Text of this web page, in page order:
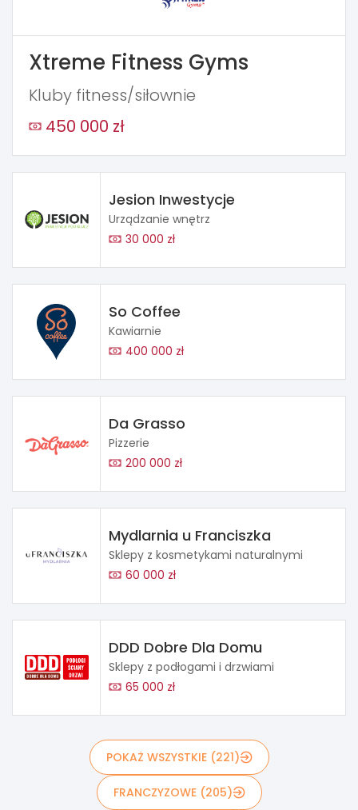
Xtreme Fitness Gyms
Kluby fitness/siłownie
450 000 zł
Jesion Inwestycje
Urządzanie wnętrz
30 000 zł
So Coffee
Kawiarnie
400 000 zł
Da Grasso
Pizzerie
200 000 zł
Mydlarnia u Franciszka
Sklepy z kosmetykami naturalnymi
60 000 zł
DDD Dobre Dla Domu
Sklepy z podłogami i drzwiami
65 000 zł
POKAŻ WSZYSTKIE (221)
FRANCZYZOWE (205)